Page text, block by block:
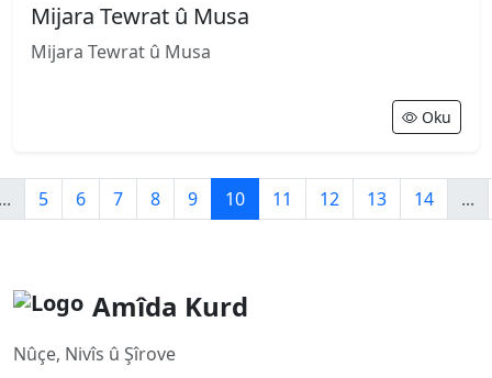
Mijara Tewrat û Musa
Mijara Tewrat û Musa
Oku
5 6 7 8 9 10 11 12 13 14 ...
Amîda Kurd
Nûçe, Nivîs û Şîrove